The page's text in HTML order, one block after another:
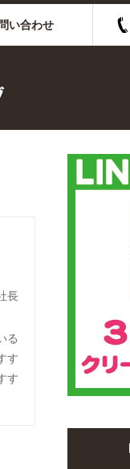
い合わせ
長
る
す
す